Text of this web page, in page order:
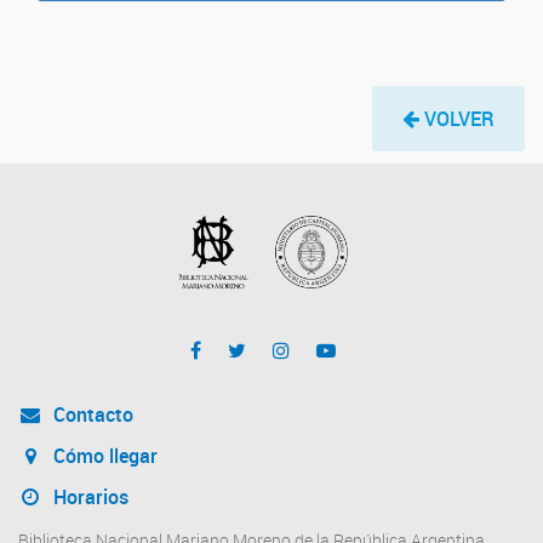
VOLVER
Contacto
Cómo llegar
Horarios